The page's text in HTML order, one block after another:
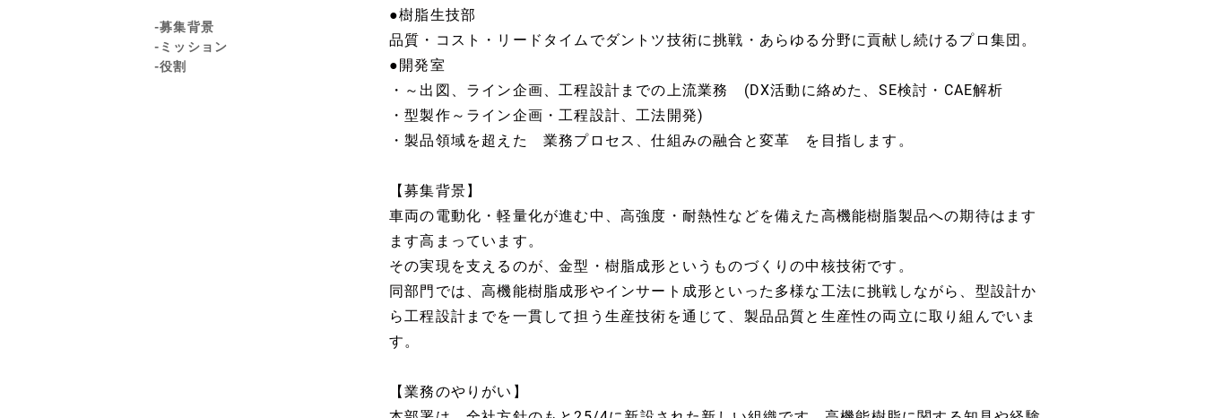
-募集背景
-ミッション
-役割
●樹脂生技部
品質・コスト・リードタイムでダントツ技術に挑戦・あらゆる分野に貢献し続けるプロ集団。
●開発室
・～出図、ライン企画、工程設計までの上流業務 (DX活動に絡めた、SE検討・CAE解析
・型製作～ライン企画・工程設計、工法開発)
・製品領域を超えた 業務プロセス、仕組みの融合と変革 を目指します。
【募集背景】
車両の電動化・軽量化が進む中、高強度・耐熱性などを備えた高機能樹脂製品への期待はます
ます高まっています。
その実現を支えるのが、金型・樹脂成形というものづくりの中核技術です。
同部門では、高機能樹脂成形やインサート成形といった多様な工法に挑戦しながら、型設計か
ら工程設計までを一貫して担う生産技術を通じて、製品品質と生産性の両立に取り組んでいま
す。
【業務のやりがい】